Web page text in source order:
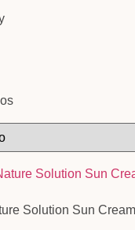
Solution Sun Cream